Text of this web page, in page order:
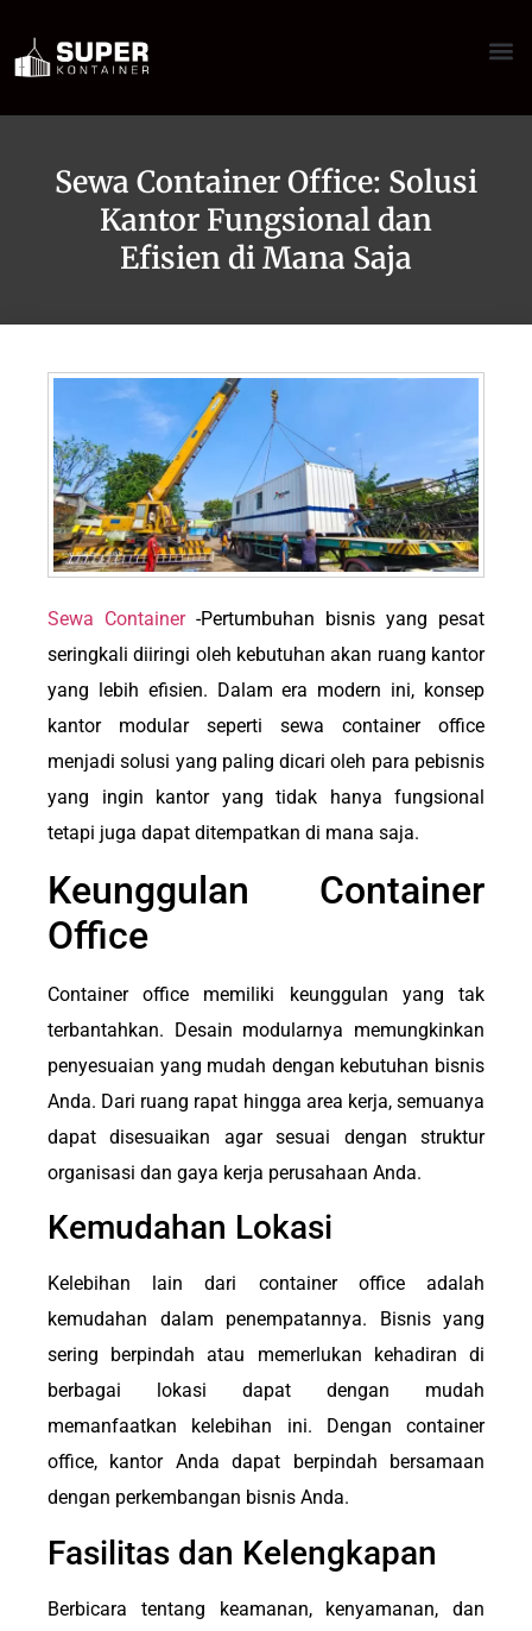
Sewa Container Office: Solusi
Kantor Fungsional dan
Efisien di Mana Saja
Sewa Container-Pertumbuhan bisnis yang pesat
seringkali diiringi oleh kebutuhan akan ruang kantor
yang lebih efisien. Dalam era modern ini, konsep
kantor modular seperti sewa container office
menjadi solusi yang paling dicari oleh para pebisnis
yang ingin kantor yang tidak hanya fungsional
tetapi juga dapat ditempatkan di mana saja.
Keunggulan Container
Office
Container office memiliki keunggulan yang tak
terbantahkan. Desain modularnya memungkinkan
penyesuaian yang mudah dengan kebutuhan bisnis
Anda. Dari ruang rapat hingga area kerja, semuanya
dapat disesuaikan agar sesuai dengan struktur
organisasi dan gaya kerja perusahaan Anda.
Kemudahan Lokasi
Kelebihan lain dari container office adalah
kemudahan dalam penempatannya. Bisnis yang
sering berpindah atau memerlukan kehadiran di
berbagai lokasi dapat dengan mudah
memanfaatkan kelebihan ini. Dengan container
office, kantor Anda dapat berpindah bersamaan
dengan perkembangan bisnis Anda.
Fasilitas dan Kelengkapan
Berbicara tentang keamanan, kenyamanan, dan